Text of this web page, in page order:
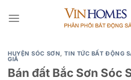
qua
HUYỆN SÓC SƠN,TIN TỨC BẤT ĐỘNG
GIÃ
Bán đất Bắc Sơn Sóc